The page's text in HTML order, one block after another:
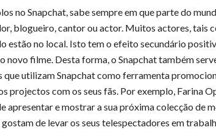
no Snapchat, sabe sempre em que parte do
blogueiro, cantor ou actor. Muitos actores, tais
estão no local. Isto tem o efeito secundário
novo filme. Desta forma, o Snapchat também
que utilizam Snapchat como ferramenta
projectos com os seus fãs. Por exemplo, Farina
apresentar e mostrar a sua próxima colecção de
de levar os seus telespectadores em